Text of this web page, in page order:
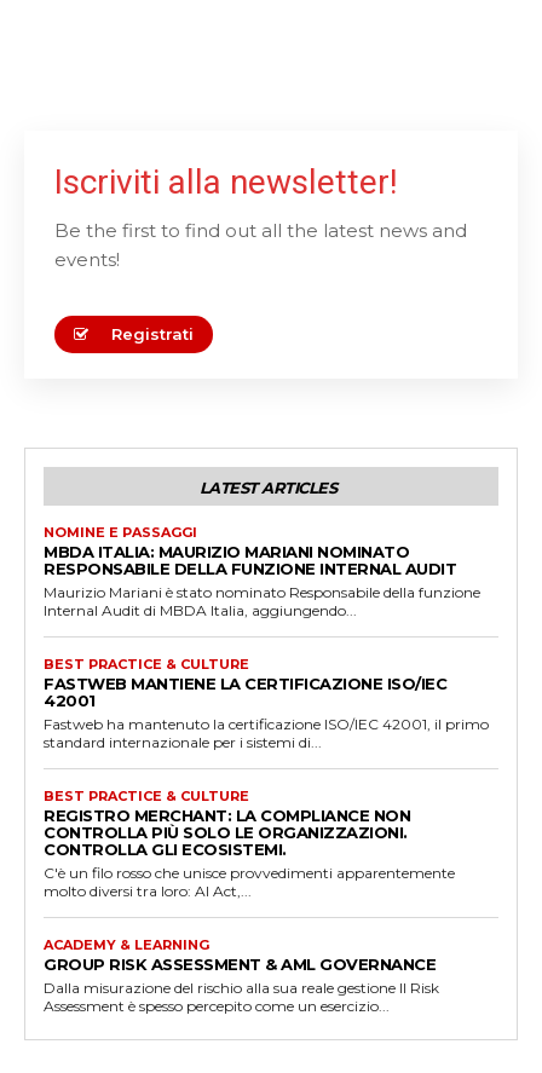
Iscriviti alla newsletter!
Be the first to find out all the latest news and
events!
Registrati
LATEST ARTICLES
NOMINE E PASSAGGI
MBDA ITALIA: MAURIZIO MARIANI NOMINATO
RESPONSABILE DELLA FUNZIONE INTERNAL AUDIT
Maurizio Mariani è stato nominato Responsabile della funzione
Internal Audit di MBDA Italia, aggiungendo...
BEST PRACTICE & CULTURE
FASTWEB MANTIENE LA CERTIFICAZIONE ISO/IEC
42001
Fastweb ha mantenuto la certificazione ISO/IEC 42001, il primo
standard internazionale per i sistemi di...
BEST PRACTICE & CULTURE
REGISTRO MERCHANT: LA COMPLIANCE NON
CONTROLLA PIÙ SOLO LE ORGANIZZAZIONI.
CONTROLLA GLI ECOSISTEMI.
C'è un filo rosso che unisce provvedimenti apparentemente
molto diversi tra loro: AI Act,...
ACADEMY & LEARNING
GROUP RISK ASSESSMENT & AML GOVERNANCE
Dalla misurazione del rischio alla sua reale gestione Il Risk
Assessment è spesso percepito come un esercizio...